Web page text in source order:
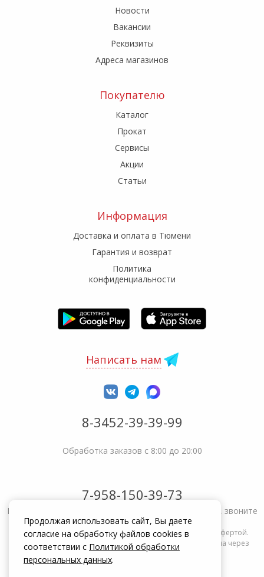
Новости
Вакансии
Реквизиты
Адреса магазинов
Покупателю
Каталог
Прокат
Сервисы
Акции
Статьи
Информация
Доставка и оплата в Тюмени
Гарантия и возврат
Политика
конфиденциальности
Написать нам
8-3452-39-39-99
Обработка заказов с 8:00 до 20:00
7-958-150-39-73
Не получается решить вопрос или возникла жалоба, звоните
Информация на сайте zakrepi.ru не является публичной офертой.
Указанные цены действуют только при оформлении заказа через
интернет-магазин zakrepi.ru.
Продолжая использовать сайт, Вы даете
согласие на обработку файлов cookies в
соответствии с Политикой обработки
персональных данных.